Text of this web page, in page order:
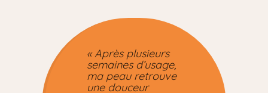
« Après plusieurs
semaines d’usage,
ma peau retrouve
une douceur